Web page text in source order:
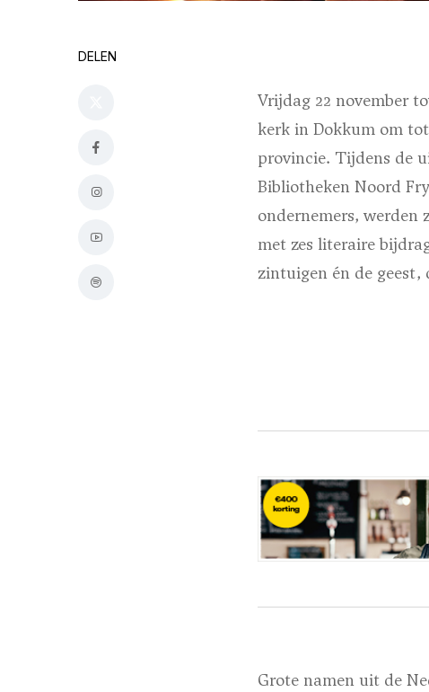
DELEN
Vrijdag 22 november
kerk in Dokkum om
provincie. Tijdens de
Bibliotheken Noord
ondernemers, werden
met zes literaire
zintuigen én de geest,
Grote namen uit de